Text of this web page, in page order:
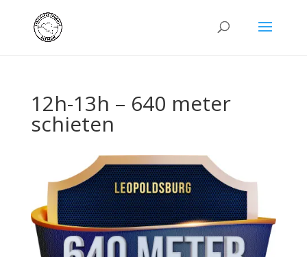
12h-13h – 640 meter
schieten